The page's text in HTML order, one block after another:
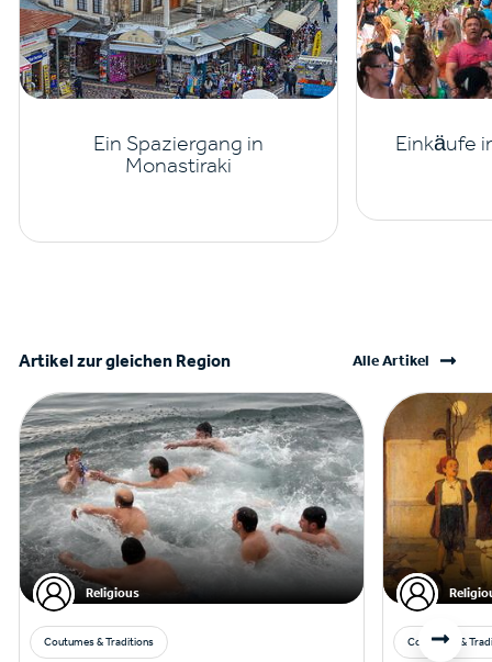
Ein Spaziergang in
Monastiraki
Einkäufe
Artikel zur gleichen Region Alle Artikel
Religious
Coutumes & Traditions Coutumes &